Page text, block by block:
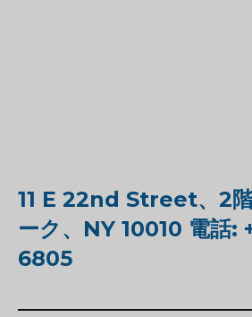
11 E 22nd Street、2
ーク、NY 10010 電話:
6805